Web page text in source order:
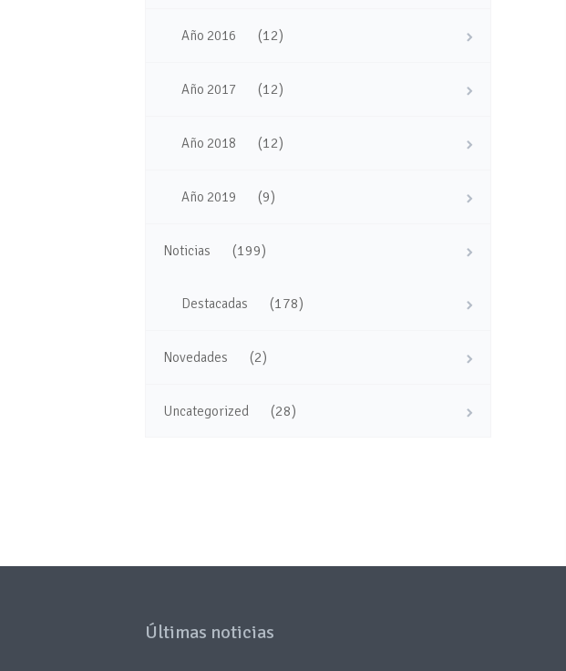
Año 2016 (12)
Año 2017 (12)
Año 2018 (12)
Año 2019 (9)
Noticias (199)
Destacadas (178)
Novedades (2)
Uncategorized (28)
Últimas noticias